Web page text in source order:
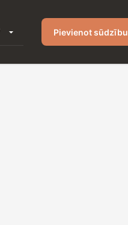
Pievienot sūdzību